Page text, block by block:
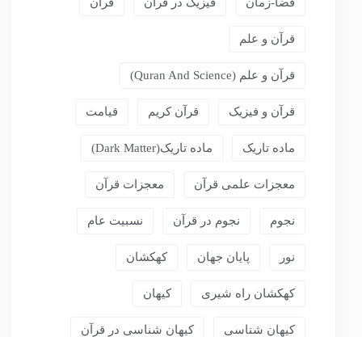
قرآن و علم
قرآن و علم (Quran And Science)
قرآن و فیزیک قرآن کریم قیامت
ماده تاریک ماده تاریک(dark Matter)
معجزات علمی قرآن معجزات قرآن
نجوم نجوم در قرآن نسبیت عام
نور پایان جهان کهکشان
کهکشان راه شیری کیهان
کیهان شناسی کیهان شناسی در قرآن